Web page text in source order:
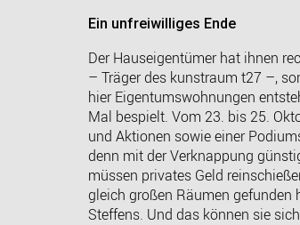
Ein unfreiwilliges Ende
Der Hauseigentümer hat ihnen
– Träger des kunstraum t27 –,
hier Eigentumswohnungen
Mal bespielt. Vom 23. bis 25.
und Aktionen sowie einer
denn mit der Verknappung
müssen privates Geld
gleich großen Räumen gefunden
Steffens. Und das können sie